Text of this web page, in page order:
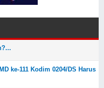
ke-111 Kodim 0204/DS Harus